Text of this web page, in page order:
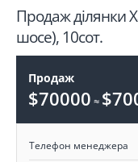
Продаж ділянки
шосе), 10сот.
Продаж
$70000 ≈
Телефон менеджера